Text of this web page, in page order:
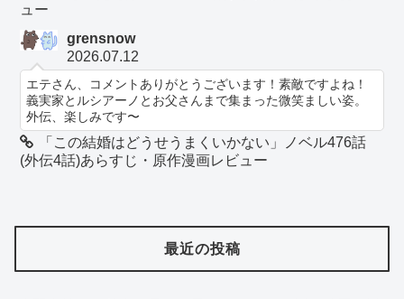
ュー
grensnow
2026.07.12
エテさん、コメントありがとうございます！素敵ですよね！
義実家とルシアーノとお父さんまで集まった微笑ましい姿。
外伝、楽しみです〜
「この結婚はどうせうまくいかない」ノベル476話
(外伝4話)あらすじ・原作漫画レビュー
最近の投稿